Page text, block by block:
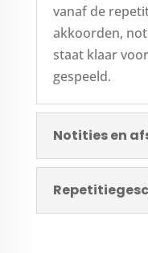
vanaf de
akkoorden,
staat klaar
gespeeld.
Notities en